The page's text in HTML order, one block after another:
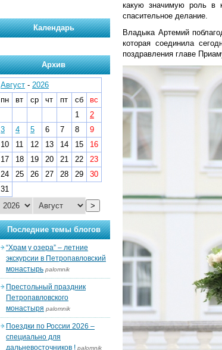
какую значимую роль в
спасительное делание.
Владыка Артемий
которая соединила
поздравления главе
Календарь
Архив
Август - 2026
пн
вт ср чт пт сб
вс
1
2
3
4 5 6 7 8
9
10
11 12 13 14 15
16
17
18 19 20 21 22
23
24
25 26 27 28 29
30
31
>
Последние темы блогов
“Храм у озера” – летние
экскурсии в Петропавловский
монастырь palomnik
Престольный праздник
Петропавловского
монастыря palomnik
Поездки по России 2026 –
специально для
дальневосточников ! palomnik